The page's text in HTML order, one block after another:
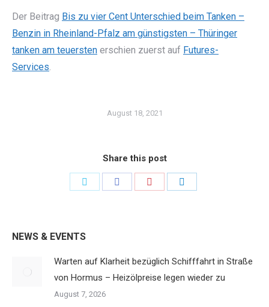
Der Beitrag Bis zu vier Cent Unterschied beim Tanken –
Benzin in Rheinland-Pfalz am günstigsten – Thüringer
tanken am teuersten erschien zuerst auf Futures-
Services.
August 18, 2021
Share this post
NEWS & EVENTS
Warten auf Klarheit bezüglich Schifffahrt in Straße
von Hormus – Heizölpreise legen wieder zu
August 7, 2026